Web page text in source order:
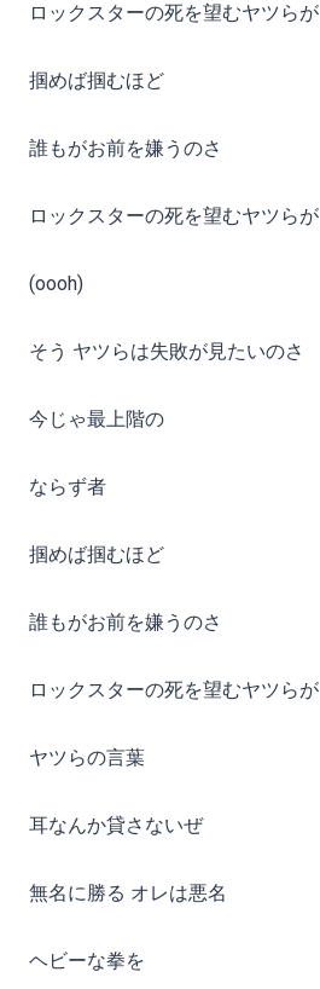
ロックスターの死を望むヤツらが
掴めば掴むほど
誰もがお前を嫌うのさ
ロックスターの死を望むヤツらが
(oooh)
そう ヤツらは失敗が見たいのさ
今じゃ最上階の
ならず者
掴めば掴むほど
誰もがお前を嫌うのさ
ロックスターの死を望むヤツらが
ヤツらの言葉
耳なんか貸さないぜ
無名に勝る オレは悪名
ヘビーな拳を